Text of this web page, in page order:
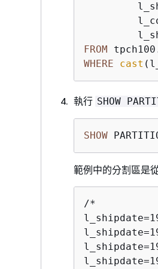
FROM
WHERE
cast
執行 SHOW
SHOW
範例中的分割區是
/*